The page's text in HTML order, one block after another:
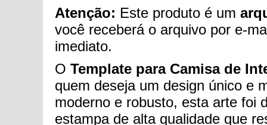
Atenção: Este produto é um
você receberá o arquivo por e-
imediato.
O Template para Camisa de
quem deseja um design único e
moderno e robusto, esta arte foi
estampa de alta qualidade que